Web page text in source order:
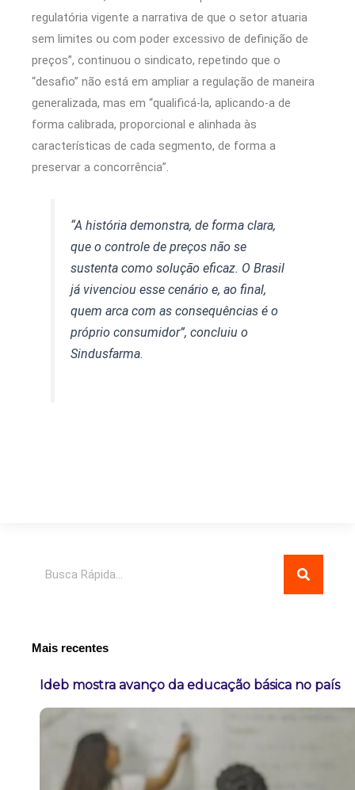
regulatória vigente a narrativa de que o setor atuaria
sem limites ou com poder excessivo de definição de
preços”, continuou o sindicato, repetindo que o
“desafio” não está em ampliar a regulação de maneira
generalizada, mas em “qualificá-la, aplicando-a de
forma calibrada, proporcional e alinhada às
características de cada segmento, de forma a
preservar a concorrência”.
“A história demonstra, de forma clara,
que o controle de preços não se
sustenta como solução eficaz. O Brasil
já vivenciou esse cenário e, ao final,
quem arca com as consequências é o
próprio consumidor”, concluiu o
Sindusfarma.
Mais recentes
Ideb mostra avanço da educação básica no país